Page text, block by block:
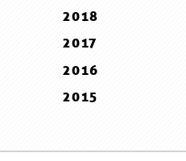
3 . March
2 . February
1 . January
6 . June
3 . March
2 . February
1 . January
9 . September
8 . August
5 . May
12 . December
9 . September
8 . August
2018
12 . December
9 . September
6 . June
2017
12 . December
1 . January
2016
12 . December
2015